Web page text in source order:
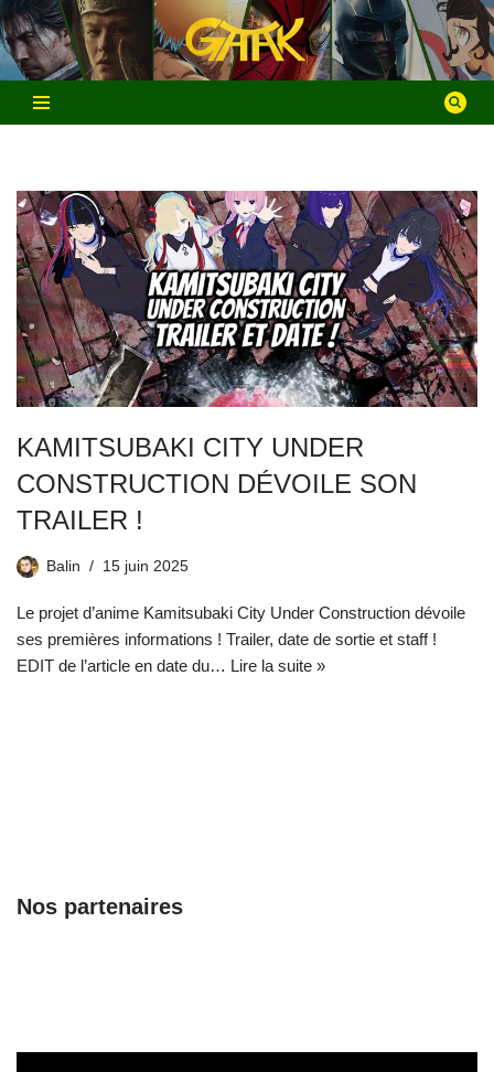
Aller
au
contenu
KAMITSUBAKI CITY UNDER
CONSTRUCTION DÉVOILE SON
TRAILER !
Balin 15 juin 2025
Le projet d’anime Kamitsubaki City Under Construction dévoile
ses premières informations ! Trailer, date de sortie et staff !
EDIT de l’article en date du… Lire la suite »
Nos partenaires